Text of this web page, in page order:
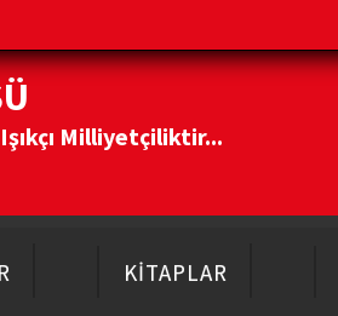
Milliyetçiliktir...
KİTAPLAR